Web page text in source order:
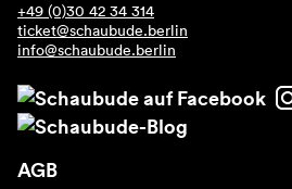
+49 (0)30 42 34 314
ticket@schaubude.berlin
info@schaubude.berlin
AGB